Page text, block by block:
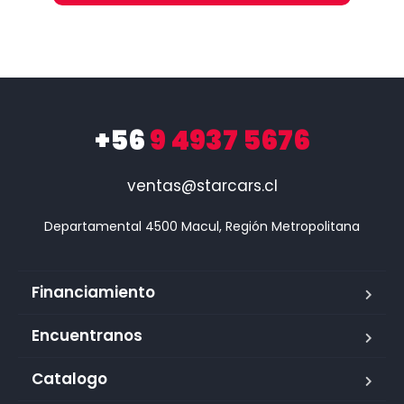
+569 4937 5676
ventas@starcars.cl
Financiamiento
Encuentranos
Catalogo